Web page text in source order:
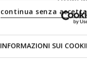
INFORMAZIONI SUI
continua senza
2 CORES
Botins
€170,00